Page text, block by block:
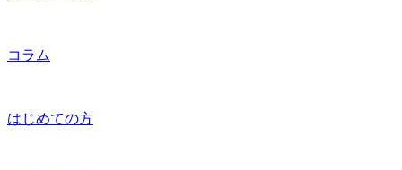
コラム
はじめての方